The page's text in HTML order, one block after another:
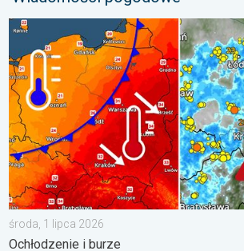
Groźne burze na pożegnanie upałów.
środa, 1 lipca 2026
Ochłodzenie i burze